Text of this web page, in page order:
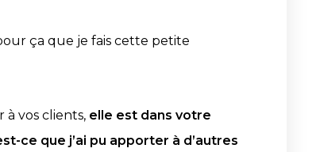
pour ça que je fais cette petite
vos clients, elle est dans votre
ce que j’ai pu apporter à d’autres